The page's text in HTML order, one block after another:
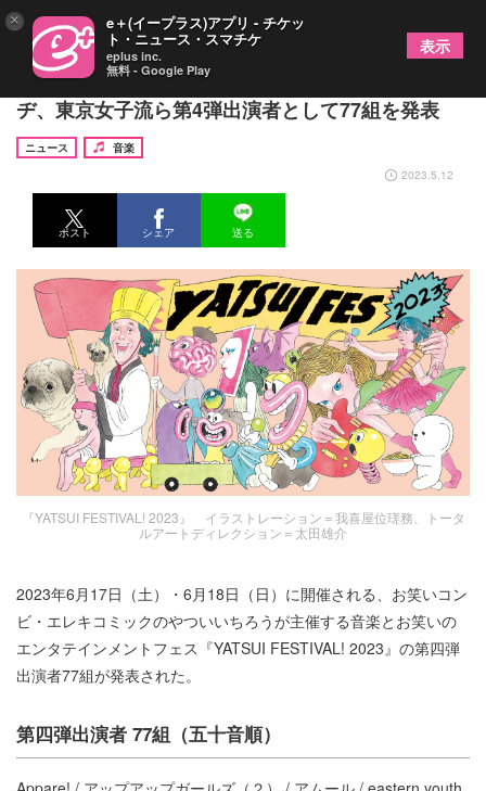
『YATSUI FESTIVAL! 2023』木梨憲武、大槻ケン
ヂ、東京女子流ら第4弾出演者として77組を発表
ニュース
音楽
2023.5.12
ポスト シェア 送る
『YATSUI FESTIVAL! 2023』 イラストレーション＝我喜屋位瑳務、トータ
ルアートディレクション＝太田雄介
2023年6月17日（土）・6月18日（日）に開催される、お笑いコン
ビ・エレキコミックのやついいちろうが主催する音楽とお笑いの
エンタテインメントフェス『YATSUI FESTIVAL! 2023』の第四弾
出演者77組が発表された。
第四弾出演者 77組（五十音順）
× e＋(イープラス)アプリ - チケッ
ト・ニュース・スマチケ
eplus inc.
無料 - Google Play
表示